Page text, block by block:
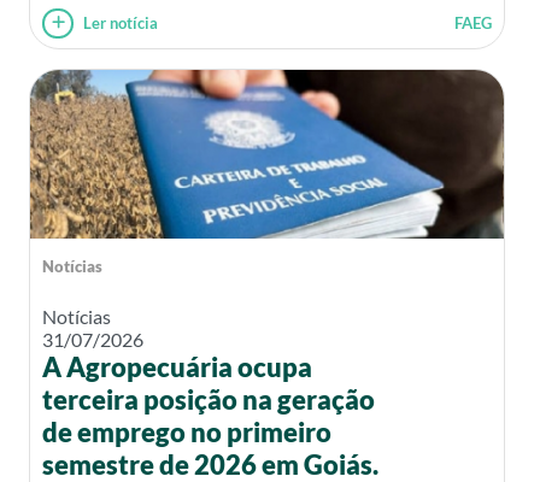
Ler notícia FAEG
Notícias
Notícias
31/07/2026
A Agropecuária ocupa
terceira posição na geração
de emprego no primeiro
semestre de 2026 em Goiás.